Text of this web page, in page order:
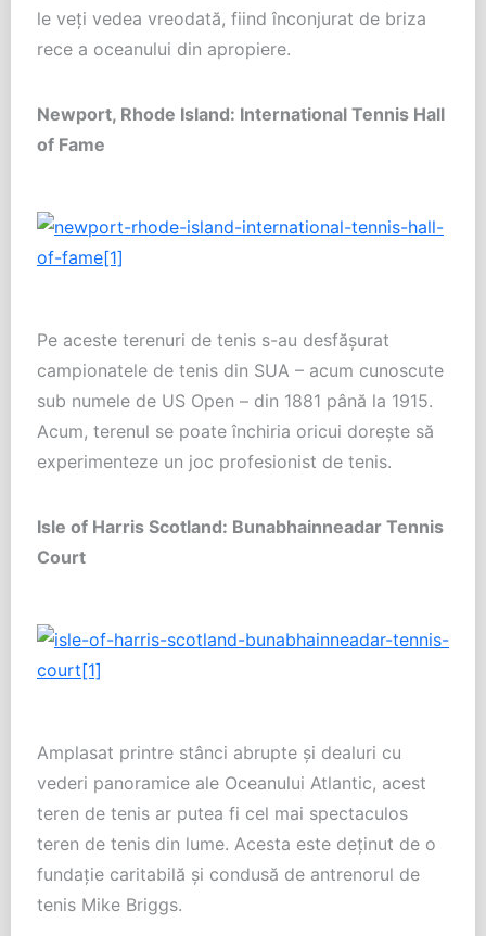
le veţi vedea vreodată, fiind înconjurat de briza
rece a oceanului din apropiere.
Newport, Rhode Island: International Tennis Hall
of Fame
Pe aceste terenuri de tenis s-au desfăşurat
campionatele de tenis din SUA – acum cunoscute
sub numele de US Open – din 1881 până la 1915.
Acum, terenul se poate închiria oricui doreşte să
experimenteze un joc profesionist de tenis.
Isle of Harris Scotland: Bunabhainneadar Tennis
Court
Amplasat printre stânci abrupte şi dealuri cu
vederi panoramice ale Oceanului Atlantic, acest
teren de tenis ar putea fi cel mai spectaculos
teren de tenis din lume. Acesta este deţinut de o
fundaţie caritabilă şi condusă de antrenorul de
tenis Mike Briggs.